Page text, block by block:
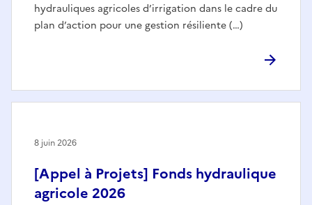
hydrauliques agricoles d’irrigation dans le cadre du
plan d’action pour une gestion résiliente (…)
[Appel à Projets] Fonds hydraulique
agricole 2026
8 juin 2026